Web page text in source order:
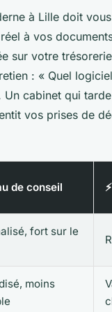
à Lille doit
à vos
sur votre
: « Quel
cabinet qui
vos prises de
de conseil
fort sur le
moins